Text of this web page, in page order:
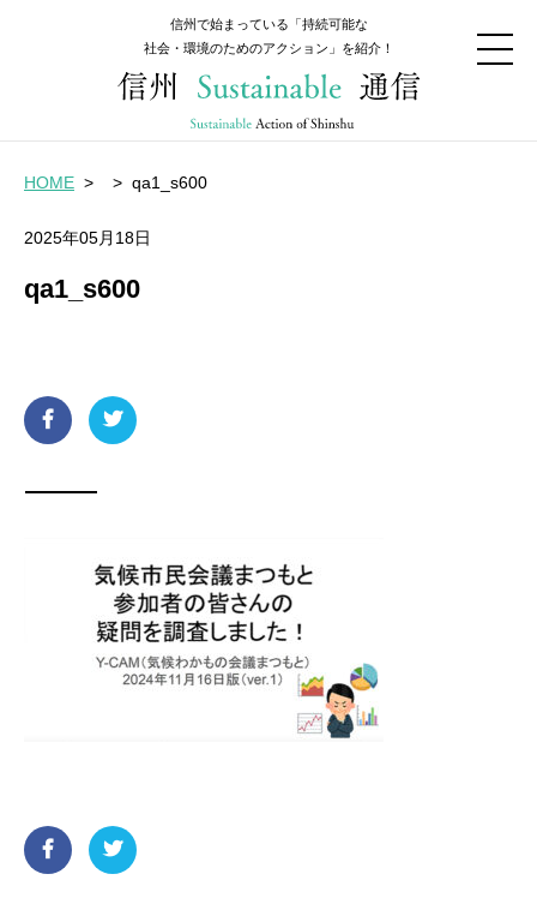
信州で始まっている「持続可能な
社会・環境のためのアクション」を紹介！
HOME > > qa1_s600
2025年05月18日
qa1_s600